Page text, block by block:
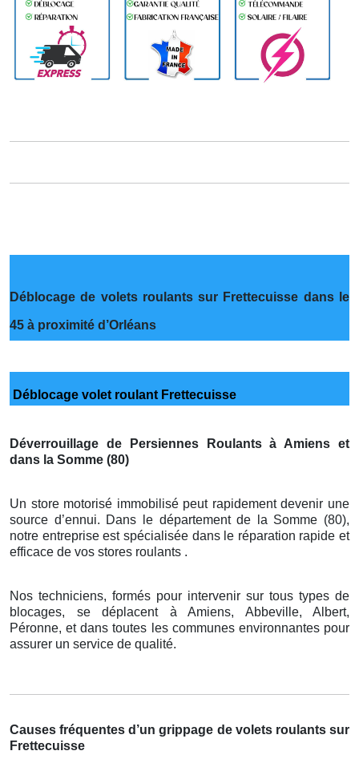
Déblocage de volets roulants sur Frettecuisse dans le
45 à proximité d’Orléans
Déblocage volet roulant Frettecuisse
Déverrouillage de Persiennes Roulants à Amiens et
dans la Somme (80)
Un store motorisé immobilisé peut rapidement devenir une
source d’ennui. Dans le département de la Somme (80),
notre entreprise est spécialisée dans le réparation rapide et
efficace de vos stores roulants .
Nos techniciens, formés pour intervenir sur tous types de
blocages, se déplacent à Amiens, Abbeville, Albert,
Péronne, et dans toutes les communes environnantes pour
assurer un service de qualité.
Causes fréquentes d’un grippage de volets roulants sur
Frettecuisse